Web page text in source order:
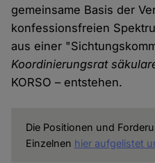
gemeinsame Basis der
konfessionsfreien
aus einer
Koordinierungsrat
KORSO – entstehen.
Die Positionen und
Einzelnen hier aufgelistet